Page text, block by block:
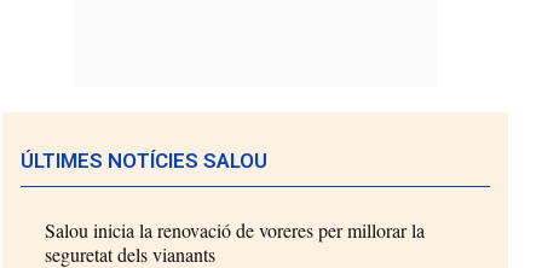
ÚLTIMES NOTÍCIES SALOU
Salou inicia la renovació de voreres per millorar la
seguretat dels vianants